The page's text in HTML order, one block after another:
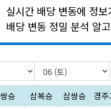
실시간 배당 변동에 정보
배당 변동 정밀 분석 알
쌍승 삼복승 삼쌍승
경